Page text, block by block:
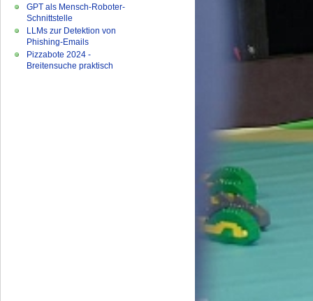
GPT als Mensch-Roboter-
Schnittstelle
LLMs zur Detektion von
Phishing-Emails
Pizzabote 2024 -
Breitensuche praktisch